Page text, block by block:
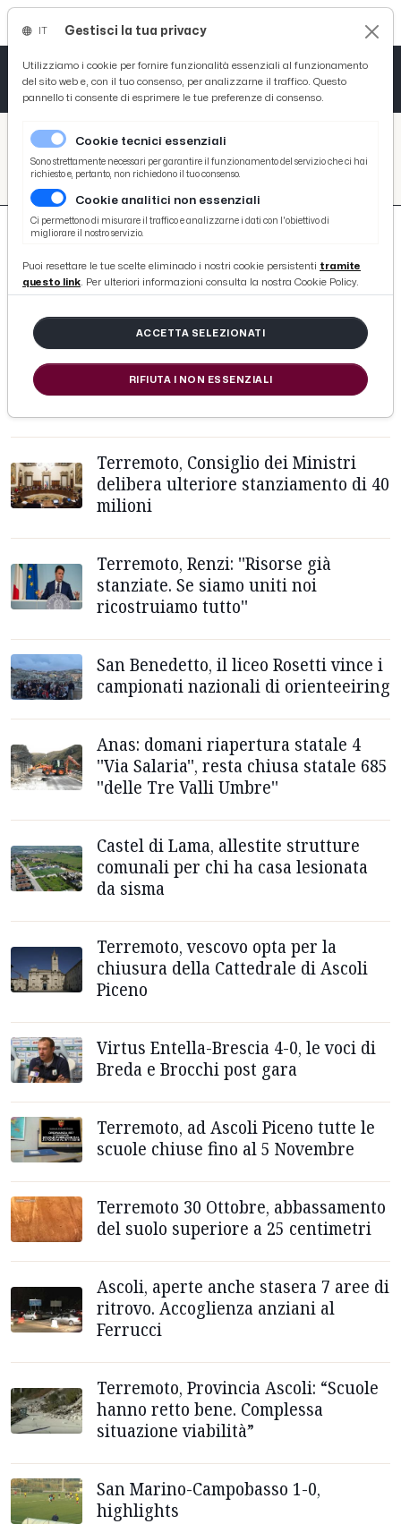
/ Picenotime
/ search
/
Spal-Avellino 3-0, Antenucci è
scatenato ed i lupi rimangono a
bocca asciutta
Terremoto, Consiglio dei Ministri
delibera ulteriore stanziamento di 40
milioni
Terremoto, Renzi: ''Risorse già
stanziate. Se siamo uniti noi
ricostruiamo tutto''
San Benedetto, il liceo Rosetti vince i
campionati nazionali di orienteeiring
Anas: domani riapertura statale 4
''Via Salaria'', resta chiusa statale 685
''delle Tre Valli Umbre''
Castel di Lama, allestite strutture
comunali per chi ha casa lesionata
da sisma
Terremoto, vescovo opta per la
chiusura della Cattedrale di Ascoli
Piceno
Virtus Entella-Brescia 4-0, le voci di
Breda e Brocchi post gara
Terremoto, ad Ascoli Piceno tutte le
scuole chiuse fino al 5 Novembre
Terremoto 30 Ottobre, abbassamento
del suolo superiore a 25 centimetri
Ascoli, aperte anche stasera 7 aree di
ritrovo. Accoglienza anziani al
Ferrucci
Terremoto, Provincia Ascoli: “Scuole
hanno retto bene. Complessa
situazione viabilità”
San Marino-Campobasso 1-0,
highlights
Gestisci la tua privacy
Utilizziamo i cookie per fornire funzionalità essenziali al funzionamento
del sito web e, con il tuo consenso, per analizzarne il traffico. Questo
pannello ti consente di esprimere le tue preferenze di consenso.
Cookie tecnici essenziali
Sono strettamente necessari per garantire il funzionamento del servizio che ci hai
richiesto e, pertanto, non richiedono il tuo consenso.
Cookie analitici non essenziali
Ci permettono di misurare il traffico e analizzarne i dati con l'obiettivo di
migliorare il nostro servizio.
Puoi resettare le tue scelte eliminado i nostri cookie persistenti tramite
questo link. Per ulteriori informazioni consulta la nostra Cookie Policy.
ACCETTA SELEZIONATI
RIFIUTA I NON ESSENZIALI
Tutto News
Tutto Sport
Basket
Ciclismo
Tutto Curiosità